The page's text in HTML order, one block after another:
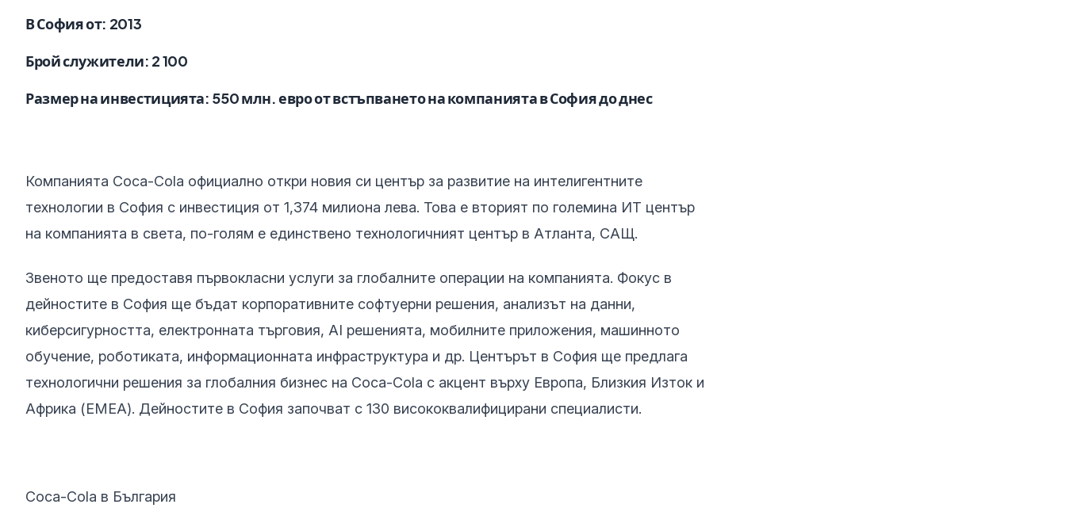
В София от: 2013
Брой служители: 2 100
Размер на инвестицията: 550 млн. евро от встъпването на компанията в София до днес
Компанията Coca-Cola официално откри новия си център за развитие на интелигентните
технологии в София с инвестиция от 1,374 милиона лева. Това е вторият по големина ИТ център
на компанията в света, по-голям е единствено технологичният център в Атланта, САЩ.
Звеното ще предоставя първокласни услуги за глобалните операции на компанията. Фокус в
дейностите в София ще бъдат корпоративните софтуерни решения, анализът на данни,
киберсигурността, електронната търговия, AI решенията, мобилните приложения, машинното
обучение, роботиката, информационната инфраструктура и др. Центърът в София ще предлага
технологични решения за глобалния бизнес на Coca-Cola с акцент върху Европа, Близкия Изток и
Африка (ЕМЕА). Дейностите в София започват с 130 висококвалифицирани специалисти.
Coca-Cola в България